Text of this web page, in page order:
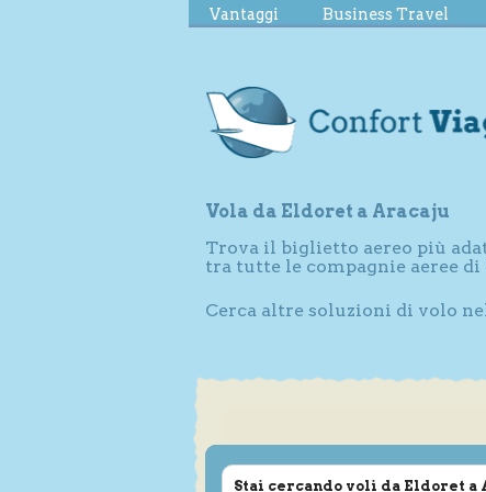
Vantaggi Business Travel
Vola da Eldoret a Aracaju
Trova il biglietto aereo più
tra tutte le compagnie aeree
Cerca altre soluzioni di volo
Stai cercando voli da Eldoret a